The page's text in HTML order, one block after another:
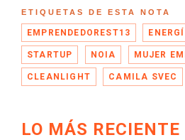
ETIQUETAS DE ESTA NOTA
EMPRENDEDOREST13
STARTUP NOIA MUJER
CLEANLIGHT CAMILA SVEC
LO MÁS RECIENTE